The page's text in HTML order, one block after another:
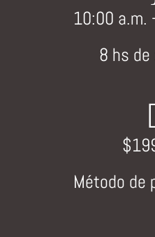
10:00 a.m.
8 hs de
Método de